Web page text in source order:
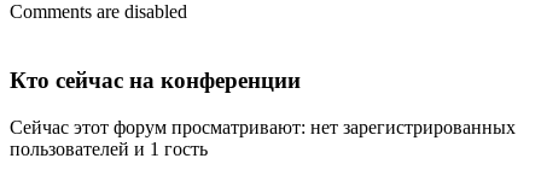
Comments are disabled
Кто сейчас на конференции
Сейчас этот форум просматривают: нет зарегистрированных
пользователей и 1 гость